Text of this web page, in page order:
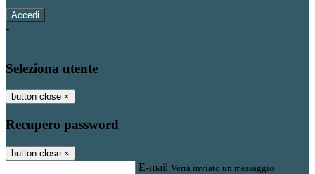
-
Seleziona utente
button close ×
Recupero password
button close ×
E-mail Verrà inviato un messaggio